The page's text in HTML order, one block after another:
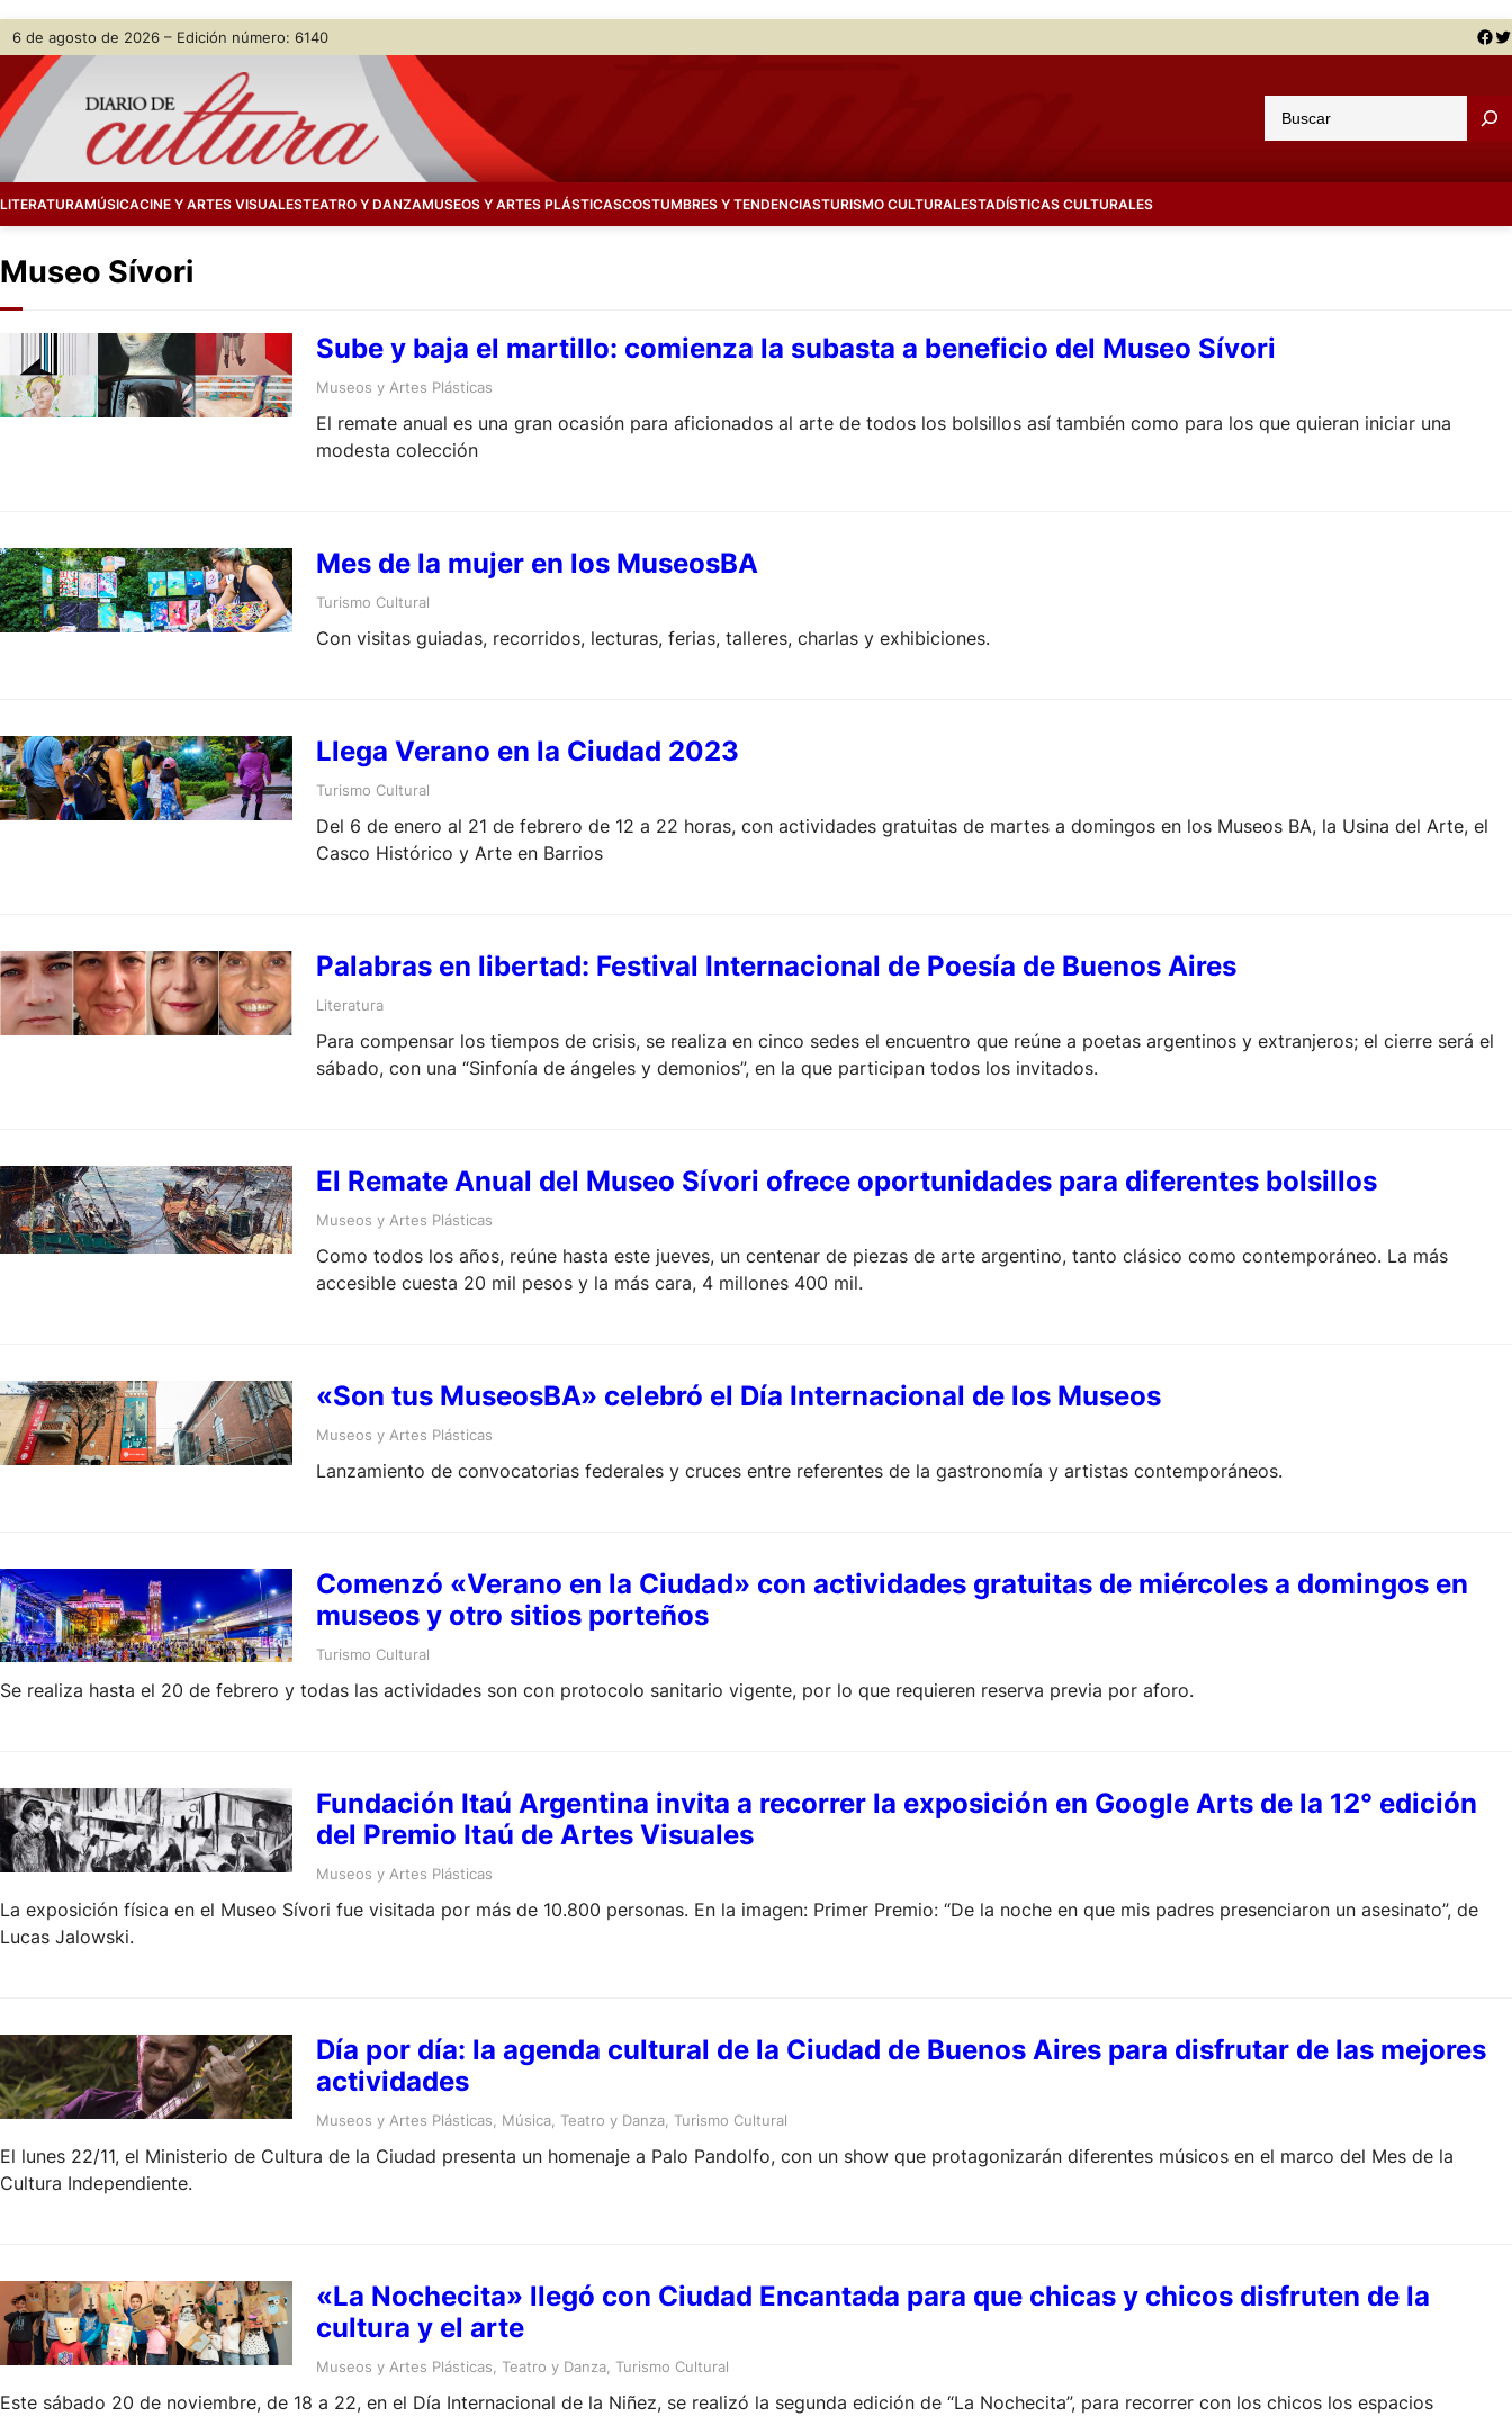
Skip
content
6 de agosto de 2026 – Edición número: 6140 Facebook Twitter
u
a
LITERATURAMÚSICACINE Y ARTES VISUALESTEATRO Y DANZAMUSEOS Y ARTES PLÁSTICASCOSTUMBRES Y TENDENCIASTURISMO CULTURALESTADÍSTICAS CULTURALES
Museo Sívori
Sube y baja el martillo: comienza la subasta a beneficio del Museo Sívori
Museos y Artes Plásticas
El remate anual es una gran ocasión para aficionados al arte de todos los bolsillos así también como para los que quieran iniciar una
modesta colección
Mes de la mujer en los MuseosBA
Turismo Cultural
Con visitas guiadas, recorridos, lecturas, ferias, talleres, charlas y exhibiciones.
Llega Verano en la Ciudad 2023
Turismo Cultural
Del 6 de enero al 21 de febrero de 12 a 22 horas, con actividades gratuitas de martes a domingos en los Museos BA, la Usina del Arte, el
Casco Histórico y Arte en Barrios
Palabras en libertad: Festival Internacional de Poesía de Buenos Aires
Literatura
Para compensar los tiempos de crisis, se realiza en cinco sedes el encuentro que reúne a poetas argentinos y extranjeros; el cierre será el
sábado, con una “Sinfonía de ángeles y demonios”, en la que participan todos los invitados.
El Remate Anual del Museo Sívori ofrece oportunidades para diferentes bolsillos
Museos y Artes Plásticas
Como todos los años, reúne hasta este jueves, un centenar de piezas de arte argentino, tanto clásico como contemporáneo. La más
accesible cuesta 20 mil pesos y la más cara, 4 millones 400 mil.
«Son tus MuseosBA» celebró el Día Internacional de los Museos
Museos y Artes Plásticas
Lanzamiento de convocatorias federales y cruces entre referentes de la gastronomía y artistas contemporáneos.
Comenzó «Verano en la Ciudad» con actividades gratuitas de miércoles a domingos en
museos y otro sitios porteños
Turismo Cultural
Se realiza hasta el 20 de febrero y todas las actividades son con protocolo sanitario vigente, por lo que requieren reserva previa por aforo.
Fundación Itaú Argentina invita a recorrer la exposición en Google Arts de la 12° edición
del Premio Itaú de Artes Visuales
Museos y Artes Plásticas
La exposición física en el Museo Sívori fue visitada por más de 10.800 personas. En la imagen: Primer Premio: “De la noche en que mis padres presenciaron un asesinato”, de
Lucas Jalowski.
Día por día: la agenda cultural de la Ciudad de Buenos Aires para disfrutar de las mejores
actividades
Museos y Artes Plásticas Música Teatro y Danza Turismo Cultural
El lunes 22/11, el Ministerio de Cultura de la Ciudad presenta un homenaje a Palo Pandolfo, con un show que protagonizarán diferentes músicos en el marco del Mes de la
Cultura Independiente.
«La Nochecita» llegó con Ciudad Encantada para que chicas y chicos disfruten de la
cultura y el arte
Museos y Artes Plásticas Teatro y Danza Turismo Cultural
Este sábado 20 de noviembre, de 18 a 22, en el Día Internacional de la Niñez, se realizó la segunda edición de “La Nochecita”, para recorrer con los chicos los espacios